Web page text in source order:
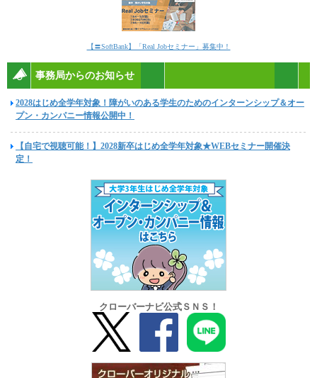
【〓SoftBank】「Real Jobセミナー」募集中！
事務局からのお知らせ
2028はじめ全学年対象！障がいのある学生のためのインターンシップ＆オー
プン・カンパニー情報公開中！
【自宅で視聴可能！】2028新卒はじめ全学年対象★WEBセミナー開催決
定！
クローバーナビ公式ＳＮＳ！